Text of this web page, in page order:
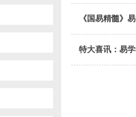
《国易精髓》
特大喜讯：易